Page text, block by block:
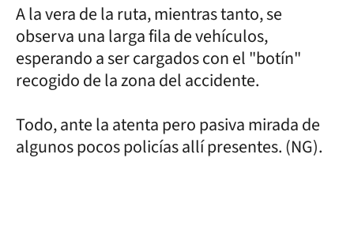
A la vera de la ruta, mientras tanto, se
observa una larga fila de vehículos,
esperando a ser cargados con el "botín"
recogido de la zona del accidente.
Todo, ante la atenta pero pasiva mirada de
algunos pocos policías allí presentes. (NG).